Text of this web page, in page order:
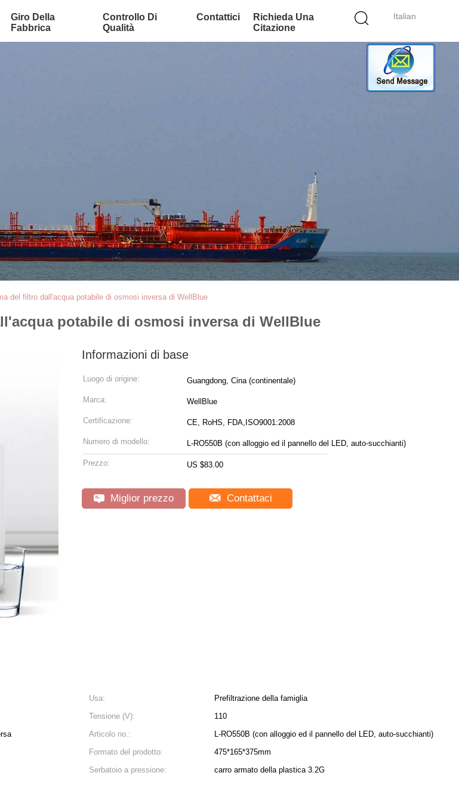
Italian
Giro Della
Fabbrica
Controllo Di
Qualità
Contattici
Richieda Una
Citazione
del filtro dall'acqua potabile di osmosi inversa di WellBlue
potabile di osmosi inversa di WellBlue
Informazioni di base
Luogo di origine: Guangdong, Cina (continentale)
Marca: WellBlue
Certificazione: CE, RoHS, FDA,ISO9001:2008
Numero di modello: L-RO550B (con alloggio ed il pannello del LED, auto-succhianti)
Prezzo: US $83.00
Miglior prezzo Contattaci
Usa:
Prefiltrazione della famiglia
Tensione (V):
110
Articolo no.:
L-RO550B (con alloggio ed il pannello del LED, auto-succhianti)
Formato del prodotto:
475*165*375mm
Serbatoio a pressione: carro armato della plastica 3.2G